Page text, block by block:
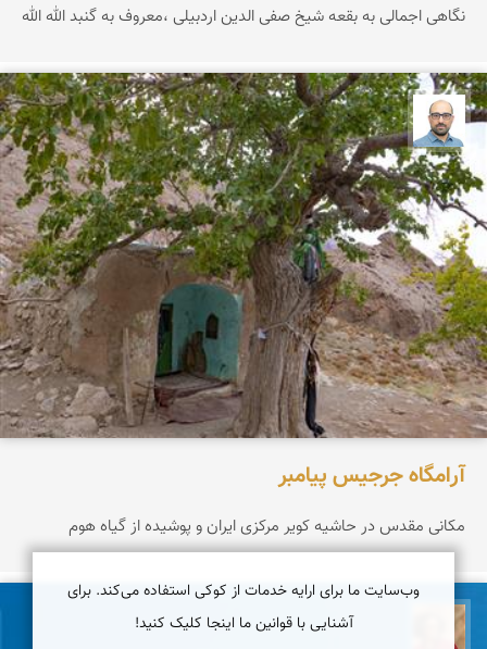
نگاهی اجمالی به بقعه شیخ صفی الدین اردبیلی ،معروف به گنبد الله الله
بابک ارجمندی
آرامگاه جرجیس پیامبر
مکانی مقدس در حاشیه کویر مرکزی ایران و پوشیده از گیاه هوم
مصطفی ربیعی بهشتی
وب‌سایت ما برای ارایه خدمات از کوکی استفاده می‌کند. برای
آشنایی با قوانین ما اینجا کلیک کنید!